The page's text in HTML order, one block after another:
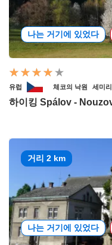
나는 거기에 있었다
유럽 체코의 낙원 세미리
하이킹 Spálov -
거리 2 km
나는 거기에 있었다